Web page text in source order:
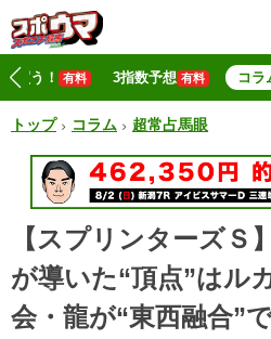
買う！ 有料 3指数予想 有料 コラ
トップ コラム 超常占馬眼
【スプリンターズＳ
が導いた“頂点”はル
会・龍が“東西融合”